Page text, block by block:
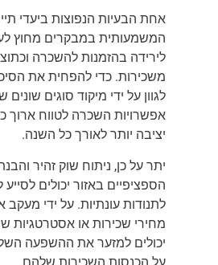
אחת הבעיות הנפוצות ביעדי
המשמעותית במבקרים מחוץ
לירידה בהזמנות להשכרה
משכירות. כדי להפחית את
לגוון על ידי מיקוד סוגים
אפשרויות השכרה לטווח ארוך
יציבה יותר לאורך כל השנה.
יתר על כן, ניתוח שוק זהיר
הספציפיים באזור יכולים
לתנודות עונתיות. על ידי
מחירי שכירות או אסטרטגיות
יכולים למזער את ההשפעה